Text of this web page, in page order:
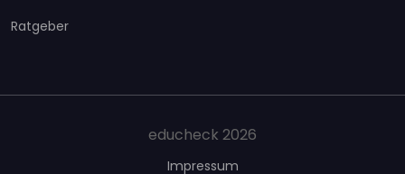
Ratgeber
educheck 2026
Impressum